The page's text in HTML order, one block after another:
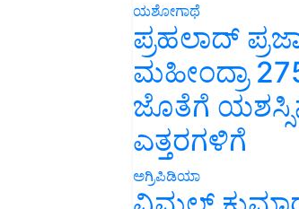
ಯಶೋಗಾಥೆ
ಪ್ರಹಲಾದ್
ಮಹೀಂದ್ರಾ
ಜೊತೆಗೆ
ಎತ್ತರಗಳಿಗೆ
ಅಗ್ರಿಪಿಡಿಯಾ